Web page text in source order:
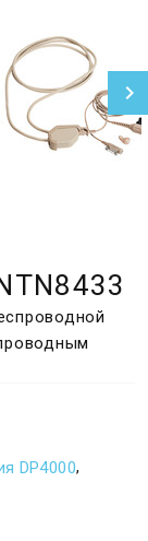
DP4000,